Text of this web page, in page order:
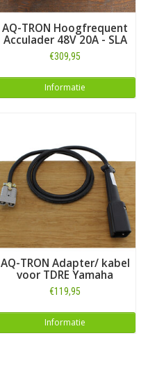
AQ-TRON Hoogfrequent
Acculader 48V 20A - SLA
€309,95
Informatie
AQ-TRON Adapter/ kabel
voor TDRE Yamaha
€119,95
Informatie